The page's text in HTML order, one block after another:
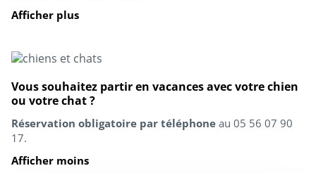
Afficher plus
Vous souhaitez partir en vacances avec votre chien
ou votre chat ?
Réservation obligatoire par téléphone au 05 56 07 90
17.
Afficher moins